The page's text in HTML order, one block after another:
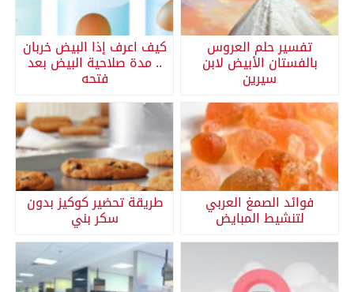
تفسير حلم العروس
بالفستان الأبيض لابن
سيرين
كيف اعرف إذا البيض خربان
.. مدة صلاحية البيض بعد
فتحه
فوائد الصمغ العربي
لتنشيط المبايض
طريقة تحضير كوكيز بدون
سكر بني